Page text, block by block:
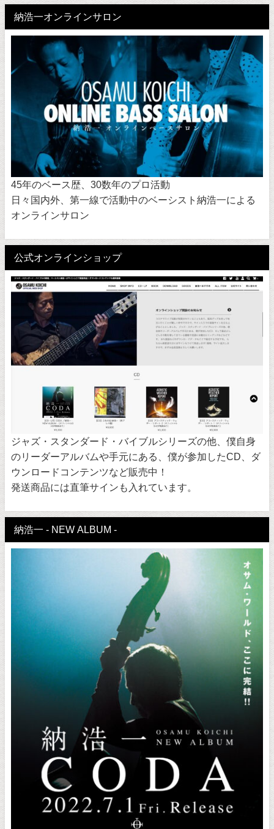
納浩一オンラインサロン
45年のベース歴、30数年のプロ活動
日々国内外、第一線で活動中のベーシスト納浩一による
オンラインサロン
公式オンラインショップ
ジャズ・スタンダード・バイブルシリーズの他、僕自身
のリーダーアルバムや手元にある、僕が参加したCD、ダ
ウンロードコンテンツなど販売中！
発送商品には直筆サインも入れています。
納浩一 - NEW ALBUM -